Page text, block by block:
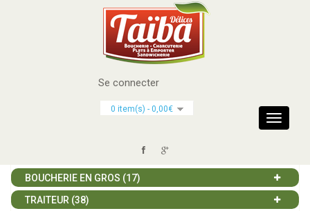
Se connecter
Toggle
0 item(s) - 0,00€
CATÉGORIES
BOUCHERIE EN GROS (17)
TRAITEUR (38)